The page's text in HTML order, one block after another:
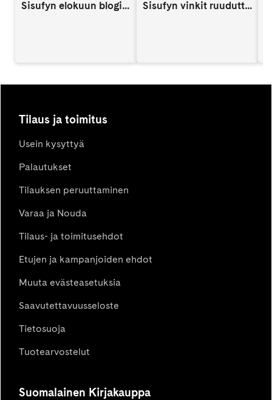
Sisufyn elokuun blogi: Näin vahvistat lapsen itsetuntoa someaikana Sisufyn vinkit ruuduttomaan päivään: Vinkki 9
Tilaus ja toimitus
Usein kysyttyä
Palautukset
Tilauksen peruuttaminen
Varaa ja Nouda
Tilaus- ja toimitusehdot
Etujen ja kampanjoiden ehdot
Muuta evästeasetuksia
Saavutettavuusseloste
Tietosuoja
Tuotearvostelut
Suomalainen Kirjakauppa